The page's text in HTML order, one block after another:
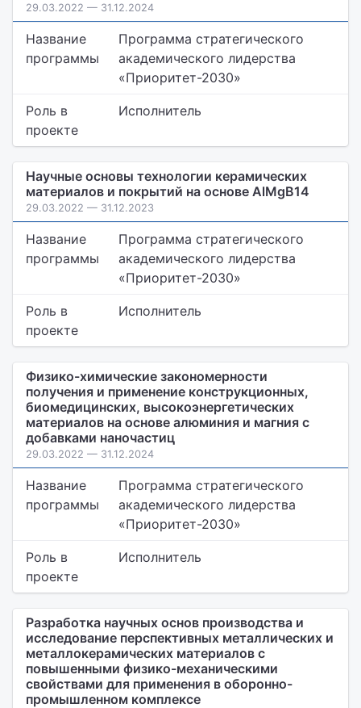
29.03.2022 — 31.12.2024
Название
программы
Программа стратегического
академического лидерства
«Приоритет-2030»
Роль в
проекте
Исполнитель
Научные основы технологии керамических
материалов и покрытий на основе AlMgB14
29.03.2022 — 31.12.2023
Название
программы
Программа стратегического
академического лидерства
«Приоритет-2030»
Роль в
проекте
Исполнитель
Физико-химические закономерности
получения и применение конструкционных,
биомедицинских, высокоэнергетических
материалов на основе алюминия и магния с
добавками наночастиц
29.03.2022 — 31.12.2024
Название
программы
Программа стратегического
академического лидерства
«Приоритет-2030»
Роль в
проекте
Исполнитель
Разработка научных основ производства и
исследование перспективных металлических и
металлокерамических материалов с
повышенными физико-механическими
свойствами для применения в оборонно-
промышленном комплексе